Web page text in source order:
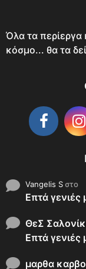
Όλα τα περίεργα
κόσμο... θα τα
Vangelis Sστο
Επτά γενιές
ΘεΣ
Επτά γενιές
μαρθα